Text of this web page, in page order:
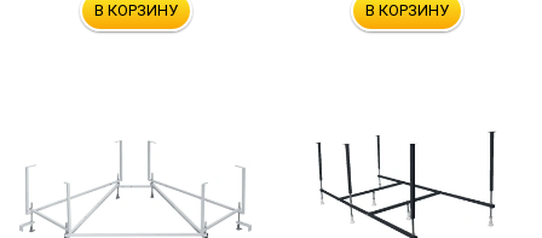
В КОРЗИНУ В КОРЗИНУ